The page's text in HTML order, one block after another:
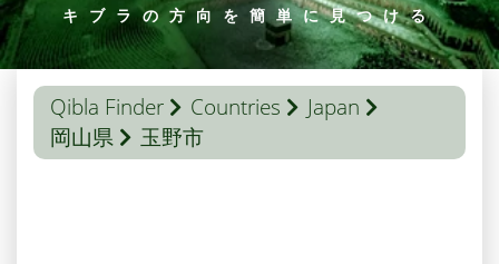
キブラの方向を簡単に見つける
Qibla Finder Countries
Japan
岡山県
玉野市